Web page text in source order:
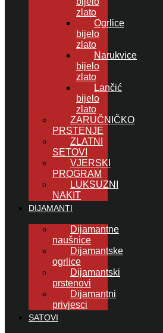
zlato
Ogrlice
bijelo
zlato
Narukvice
bijelo
zlato
Lančić
bijelo
zlato
ZARUČNIČKO
PRSTENJE
ZLATNI
SETOVI
VJERSKI
PROGRAM
LUKSUZNI
NAKIT
DIJAMANTI
Dijamantne
naušnice
Dijamantske
ogrlice
Dijamantski
prstenovi
Dijamantni
privjesci
SATOVI